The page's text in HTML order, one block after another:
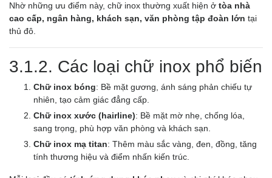
Nhờ những ưu điểm này, chữ inox thường xuất hiện ở tòa nhà
cao cấp, ngân hàng, khách sạn, văn phòng tập đoàn lớn tại
thủ đô.
3.1.2. Các loại chữ inox phổ biến
Chữ inox bóng: Bề mặt gương, ánh sáng phản chiếu tự
nhiên, tạo cảm giác đẳng cấp.
Chữ inox xước (hairline): Bề mặt mờ nhẹ, chống lóa,
sang trọng, phù hợp văn phòng và khách sạn.
Chữ inox mạ titan: Thêm màu sắc vàng, đen, đồng, tăng
tính thương hiệu và điểm nhấn kiến trúc.